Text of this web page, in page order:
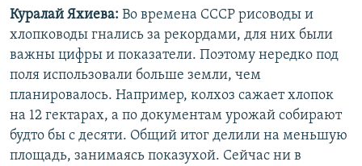
Куралай Яхиева: Во времена СССР рисоводы и
хлопководы гнались за рекордами, для них были
важны цифры и показатели. Поэтому нередко под
поля использовали больше земли, чем
планировалось. Например, колхоз сажает хлопок
на 12 гектарах, а по документам урожай собирают
будто бы с десяти. Общий итог делили на меньшую
площадь, занимаясь показухой. Сейчас ни в